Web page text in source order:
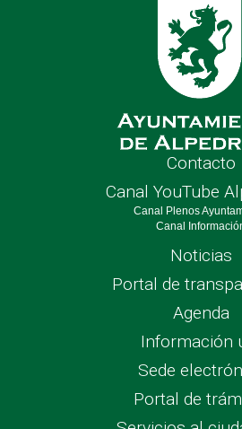
Contacto
Canal YouTube
Canal Plenos
Canal
Noticias
Portal de
Agenda
Información
Sede
Portal de